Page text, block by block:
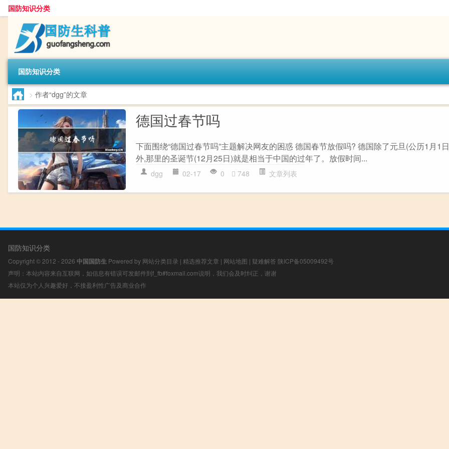
国防知识分类
国防知识分类
> 作者“dgg”的文章
德国过春节吗
下面围绕“德国过春节吗”主题解决网友的困惑 德国春节放假吗? 德国除了元旦(公历1月1
外,那里的圣诞节(12月25日)就是相当于中国的过年了。放假时间...
dgg 02-17 0 748 文章列表
国防知识分类
Copyright © 2012 - 2026 中国国防生 Powered by 网站分类目录 | 精选推荐文章 | 网站地图 | 疑难解答 陕ICP备05009492号
声明：本站内容来自互联网，如信息有错误可发邮件到f_fb#foxmail.com说明，我们会及时纠正，谢谢
本站仅为个人兴趣爱好，不接盈利性广告及商业合作